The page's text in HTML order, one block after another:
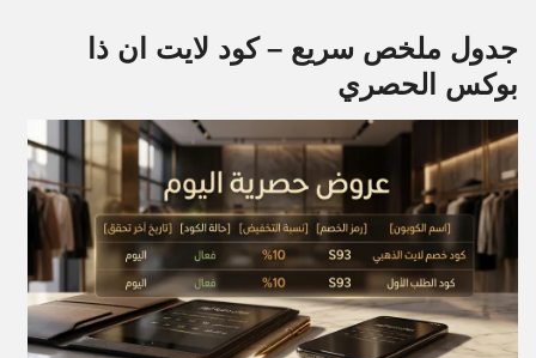
جدول ملخص سريع – كود لايت ان ذا
بوكس الحصري